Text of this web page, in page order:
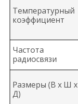
Температурный
коэффициент
Частота
радиосвязи
Размеры (В x Ш x
Д)